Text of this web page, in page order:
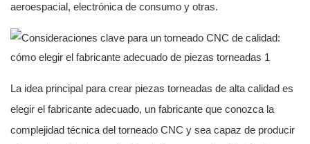
aeroespacial, electrónica de consumo y otras.
La idea principal para crear piezas torneadas de alta calidad es
elegir el fabricante adecuado, un fabricante que conozca la
complejidad técnica del torneado CNC y sea capaz de producir